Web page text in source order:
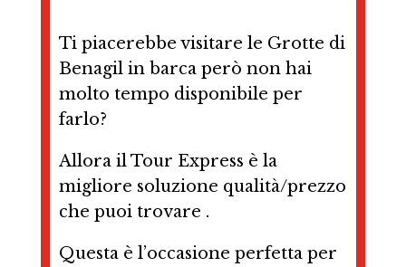
Ti piacerebbe visitare le Grotte di
Benagil in barca però non hai
molto tempo disponibile per
farlo?
Allora il Tour Express è la
migliore soluzione qualità/prezzo
che puoi trovare .
Questa è l’occasione perfetta per